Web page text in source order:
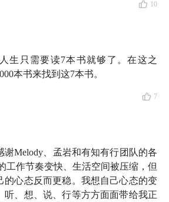
《大脑喜欢听你这样说》《乌合之
睡觉》
告牌
啦！我们筹备 2 年的《投资第 1
了， 30 分钟帮你搞懂投资到底如何
资中那些基本的问题。你可以在
10
生只需要读7本书就够了。在这之
本书来找到这7本书。
7
谢Melody、孟岩和有知有行团队的各
工作节奏变快、生活空间被压缩，但
的心态反而更稳。我想自己心态的变
听、想、说、行等方方面面带给我正